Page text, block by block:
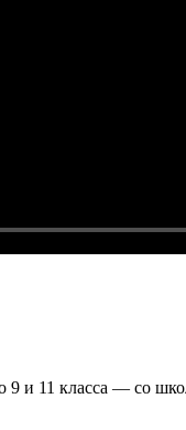
и 11 класса — со